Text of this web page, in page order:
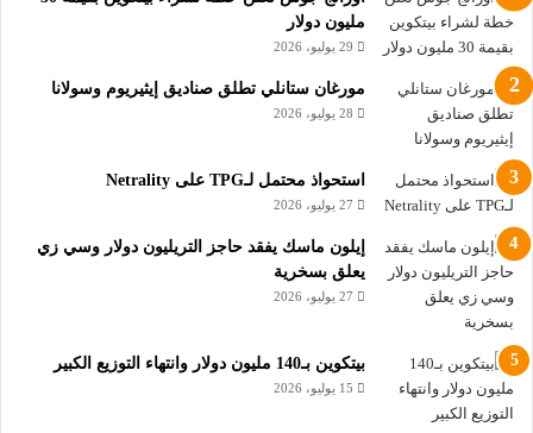
مليون دولار
29 يوليو، 2026
مورغان ستانلي تطلق صناديق إيثيريوم وسولانا
28 يوليو، 2026
استحواذ محتمل لـTPG على Netrality
27 يوليو، 2026
إيلون ماسك يفقد حاجز التريليون دولار وسي زي
يعلق بسخرية
27 يوليو، 2026
بيتكوين بـ140 مليون دولار وانتهاء التوزيع الكبير
15 يوليو، 2026